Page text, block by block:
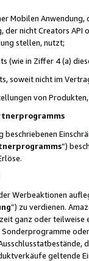
Mobilen
der nicht Creators
stellen, nutzt;
(wie in Ziffer 4 (a)
soweit nicht im
von
“)
Werbeaktionen
”) zu verdienen.
ganz oder
geltende